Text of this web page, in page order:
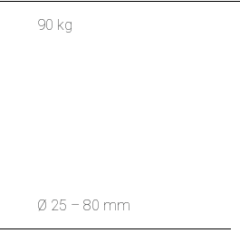
90 kg
Ø 25 – 80 mm